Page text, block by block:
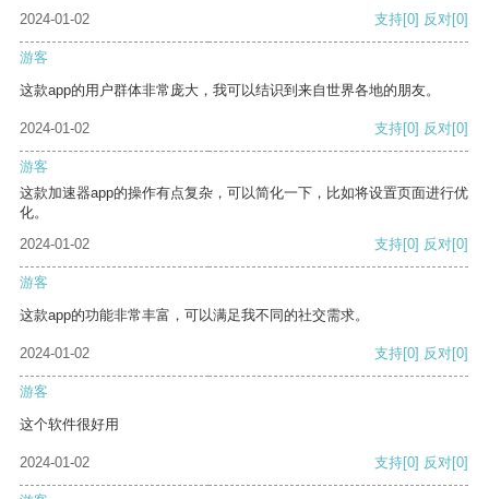
2024-01-02
支持[0] 反对[0]
游客
这款app的用户群体非常庞大，我可以结识到来自世界各地的朋友。
2024-01-02 支持[0] 反对[0]
游客
这款加速器app的操作有点复杂，可以简化一下，比如将设置页面进行优
化。
2024-01-02
支持[0] 反对[0]
游客
这款app的功能非常丰富，可以满足我不同的社交需求。
2024-01-02 支持[0] 反对[0]
游客
这个软件很好用
2024-01-02 支持[0] 反对[0]